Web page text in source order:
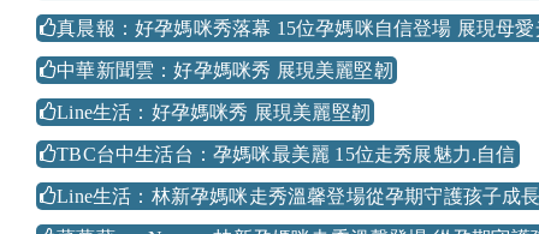
真晨報：好孕媽咪秀落幕 15位孕媽咪自信登場 展現母愛
中華新聞雲：好孕媽咪秀 展現美麗堅韌
Line生活：好孕媽咪秀 展現美麗堅韌
TBC台中生活台：孕媽咪最美麗 15位走秀展魅力.自信
Line生活：林新孕媽咪走秀溫馨登場從孕期守護孩子成